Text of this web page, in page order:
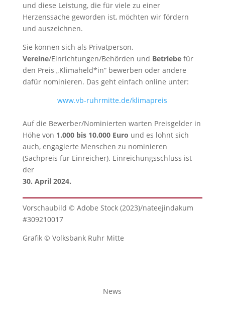
und diese Leistung, die für viele zu einer
Herzenssache geworden ist, möchten wir fördern
und auszeichnen.
Sie können sich als Privatperson,
Vereine/Einrichtungen/Behörden und Betriebe für
den Preis „Klimaheld*in“ bewerben oder andere
dafür nominieren. Das geht einfach online unter:
www.vb-ruhrmitte.de/klimapreis
Auf die Bewerber/Nominierten warten Preisgelder in
Höhe von 1.000 bis 10.000 Euro und es lohnt sich
auch, engagierte Menschen zu nominieren
(Sachpreis für Einreicher). Einreichungsschluss ist
der
30. April 2024.
Vorschaubild © Adobe Stock (2023)/nateejindakum
#309210017
Grafik © Volksbank Ruhr Mitte
News